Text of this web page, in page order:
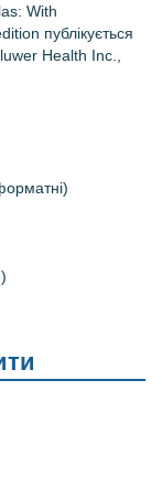
With
публікується
Health Inc.,